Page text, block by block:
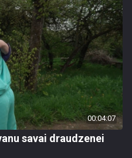
00:04:07
savai draudzenei